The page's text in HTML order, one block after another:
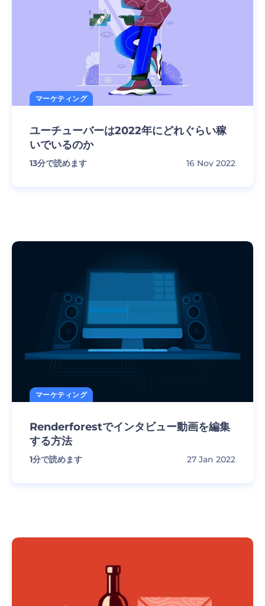
マーケティング
ユーチューバーは2022年にどれぐらい稼
いでいるのか
13分で読めます 16 Nov 2022
マーケティング
Renderforestでインタビュー動画を編集
する方法
1分で読めます 27 Jan 2022